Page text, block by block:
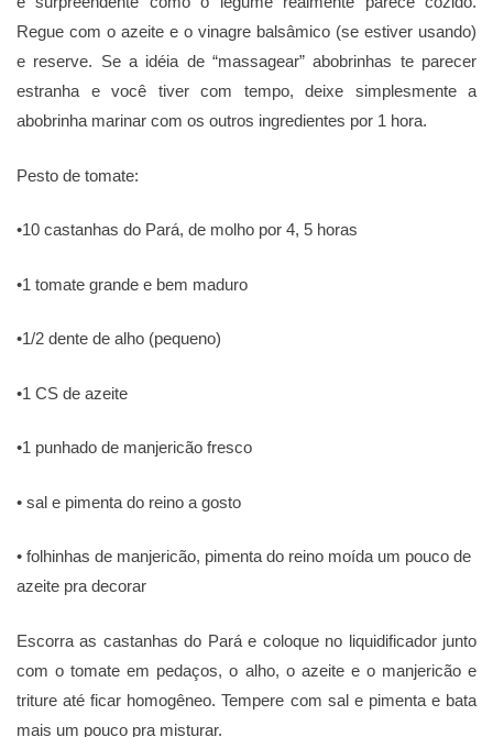
Regue com o azeite e o vinagre balsâmico (se estiver usando)
e reserve. Se a idéia de “massagear” abobrinhas te parecer
estranha e você tiver com tempo, deixe simplesmente a
abobrinha marinar com os outros ingredientes por 1 hora.
Pesto de tomate:
•10 castanhas do Pará, de molho por 4, 5 horas
•1 tomate grande e bem maduro
•1/2 dente de alho (pequeno)
•1 CS de azeite
•1 punhado de manjericão fresco
• sal e pimenta do reino a gosto
• folhinhas de manjericão, pimenta do reino moída um pouco de
azeite pra decorar
Escorra as castanhas do Pará e coloque no liquidificador junto
com o tomate em pedaços, o alho, o azeite e o manjericão e
triture até ficar homogêneo. Tempere com sal e pimenta e bata
mais um pouco pra misturar.